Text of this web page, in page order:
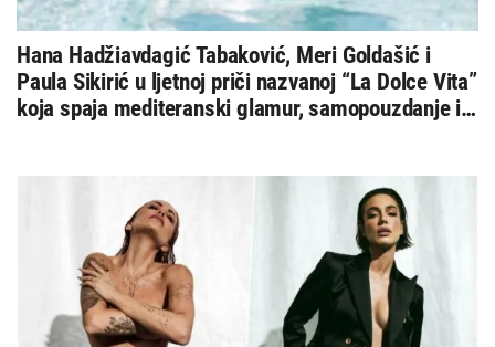
Hana Hadžiavdagić Tabaković, Meri Goldašić i
Paula Sikirić u ljetnoj priči nazvanoj “La Dolce Vita”
koja spaja mediteranski glamur, samopouzdanje i